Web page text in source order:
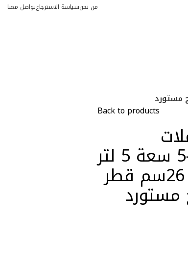
من نحنسياسة الاسترجاعتواصل معنا
Back to products
استانلس ستيل كود 430-5 سعة 5 لتر
بغطاء سوفت كلوز إرتفاع 26سم قطر